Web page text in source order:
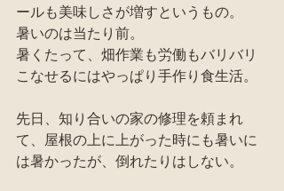
ールも美味しさが増すというもの。
暑いのは当たり前。
暑くたって、畑作業も労働もバリバリ
こなせるにはやっぱり手作り食生活。
先日、知り合いの家の修理を頼まれ
て、屋根の上に上がった時にも暑いに
は暑かったが、倒れたりはしない。